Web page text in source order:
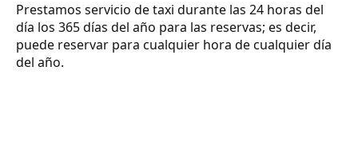
Prestamos servicio de taxi durante las 24 horas del
día los 365 días del año para las reservas; es decir,
puede reservar para cualquier hora de cualquier día
del año.